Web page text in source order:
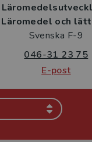
Läromedel och
Svenska F-9
046-31 23 75
E-post